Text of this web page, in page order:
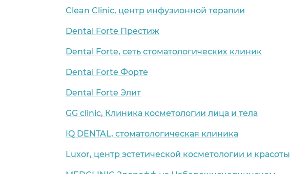
Clean Clinic, центр инфузионной терапии
Dental Forte Престиж
Dental Forte, сеть стоматологических клиник
Dental Forte Форте
Dental Forte Элит
GG clinic, Клиника косметологии лица и тела
IQ DENTAL, стоматологическая клиника
Luxor, центр эстетической косметологии и красоты